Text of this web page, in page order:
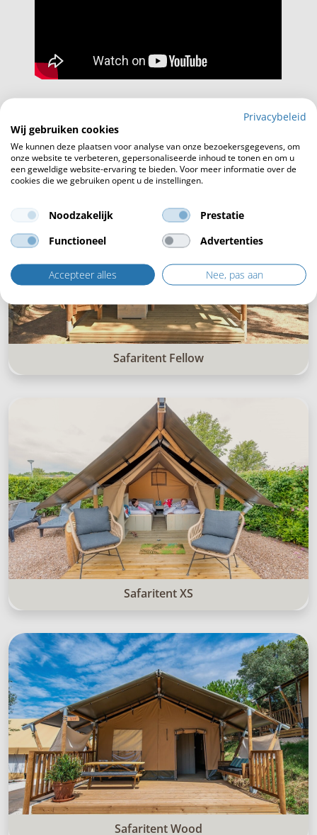
De keuze van Torre de la Mora
Safaritent Fellow
Safaritent XS
Safaritent Wood
Privacybeleid
Wij gebruiken cookies
We kunnen deze plaatsen voor analyse van onze bezoekersgegevens, om
onze website te verbeteren, gepersonaliseerde inhoud te tonen en om u
een geweldige website-ervaring te bieden. Voor meer informatie over de
cookies die we gebruiken opent u de instellingen.
Noodzakelijk
Prestatie
Functioneel
Advertenties
Accepteer alles Nee, pas aan